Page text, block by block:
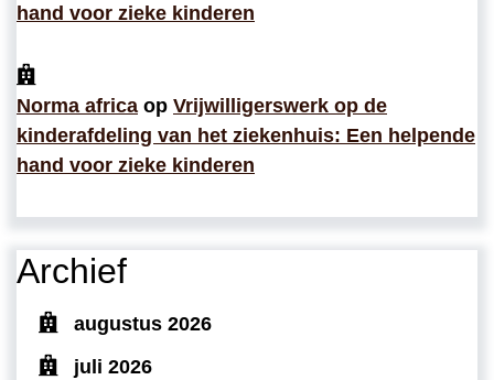
hand voor zieke kinderen
Norma africa op Vrijwilligerswerk op de
kinderafdeling van het ziekenhuis: Een helpende
hand voor zieke kinderen
Archief
augustus 2026
juli 2026